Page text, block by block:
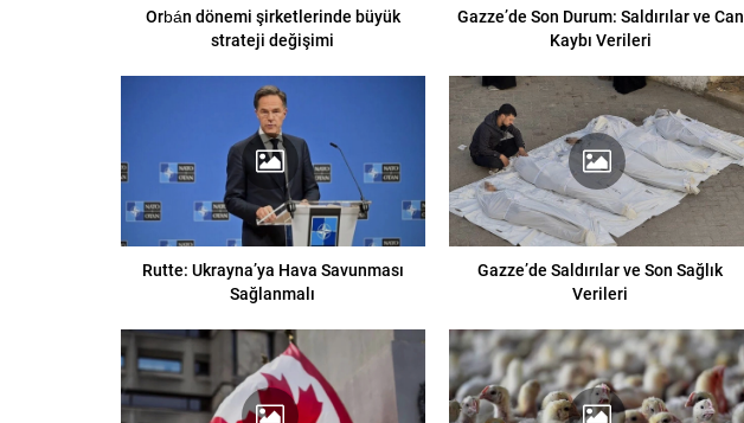
Orbán dönemi şirketlerinde büyük
strateji değişimi
Gazze’de Son Durum: Saldırılar ve Can
Kaybı Verileri
Rutte: Ukrayna’ya Hava Savunması
Sağlanmalı
Gazze’de Saldırılar ve Son Sağlık
Verileri